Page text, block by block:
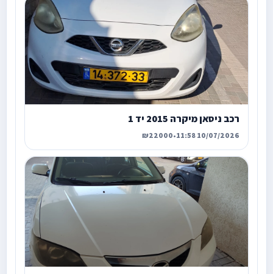
רכב ניסאן מיקרה 2015 יד 1
10/07/2026 11:58
•
₪22000